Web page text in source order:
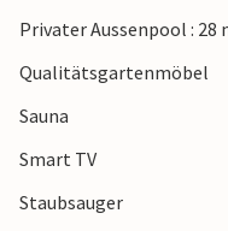
Privater Aussenpool : 28
Qualitätsgartenmöbel
Sauna
Smart TV
Staubsauger